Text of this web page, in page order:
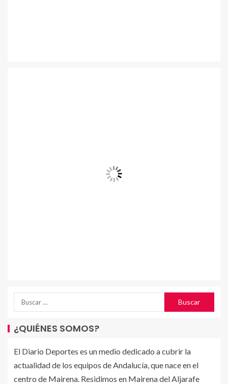
¿QUIÉNES SOMOS?
El Diario Deportes es un medio dedicado a cubrir la
actualidad de los equipos de Andalucía, que nace en el
centro de Mairena. Residimos en Mairena del Aljarafe